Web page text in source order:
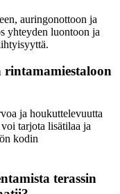
auringonottoon ja
yhteyden luontoon ja
rintamamiestaloon
ja houkuttelevuutta
tarjota lisätilaa ja
kodin
terassin